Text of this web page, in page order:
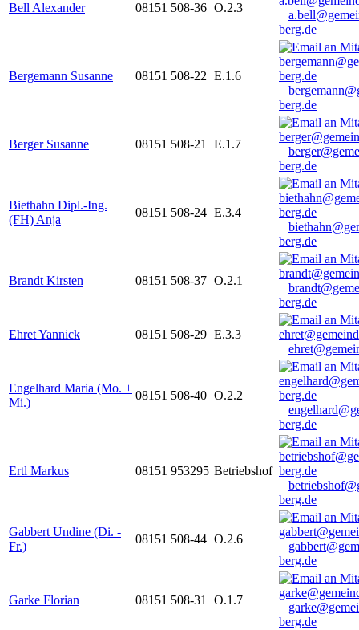
Bell Alexander 08151 508-36 O.2.3
berg.de
Bergemann Susanne 08151 508-22 E.1.6
berg.de
Berger Susanne 08151 508-21 E.1.7
berg.de
Biethahn Dipl.-Ing.
(FH) Anja
08151 508-24 E.3.4
berg.de
Brandt Kirsten 08151 508-37 O.2.1
berg.de
Ehret Yannick 08151 508-29 E.3.3
Engelhard Maria (Mo. +
Mi.)
08151 508-40 O.2.2
berg.de
Ertl Markus 08151 953295 Betriebshof
berg.de
Gabbert Undine (Di. -
Fr.)
08151 508-44 O.2.6
berg.de
Garke Florian 08151 508-31 O.1.7
berg.de